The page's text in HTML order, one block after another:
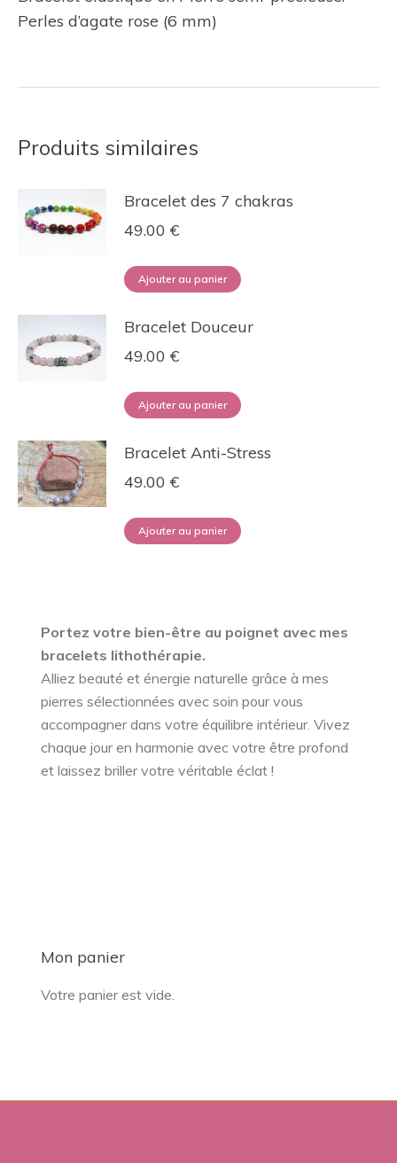
Perles d’agate rose (6 mm)
Produits similaires
Bracelet des 7 chakras
49.00 €
Ajouter au panier
Bracelet Douceur
49.00 €
Ajouter au panier
Bracelet Anti-Stress
49.00 €
Ajouter au panier
Portez votre bien-être au poignet avec mes
bracelets lithothérapie.
Alliez beauté et énergie naturelle grâce à mes
pierres sélectionnées avec soin pour vous
accompagner dans votre équilibre intérieur. Vivez
chaque jour en harmonie avec votre être profond
et laissez briller votre véritable éclat !
Mon panier
Votre panier est vide.